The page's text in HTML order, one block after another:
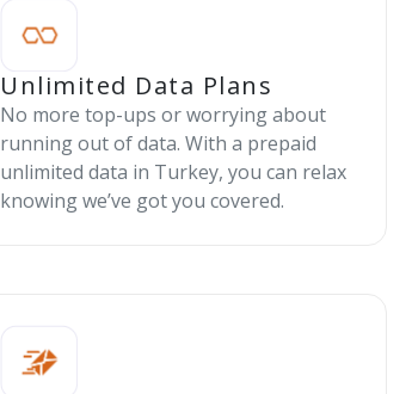
Unlimited Data Plans
No more top-ups or worrying about
running out of data. With a prepaid
unlimited data in Turkey, you can relax
knowing we’ve got you covered.